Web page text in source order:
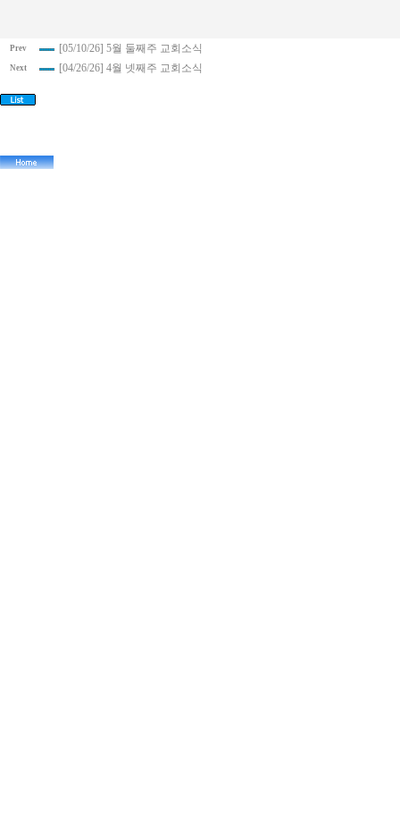
Prev [05/10/26] 5월 둘째주 교회소식
Next [04/26/26] 4월 넷째주 교회소식